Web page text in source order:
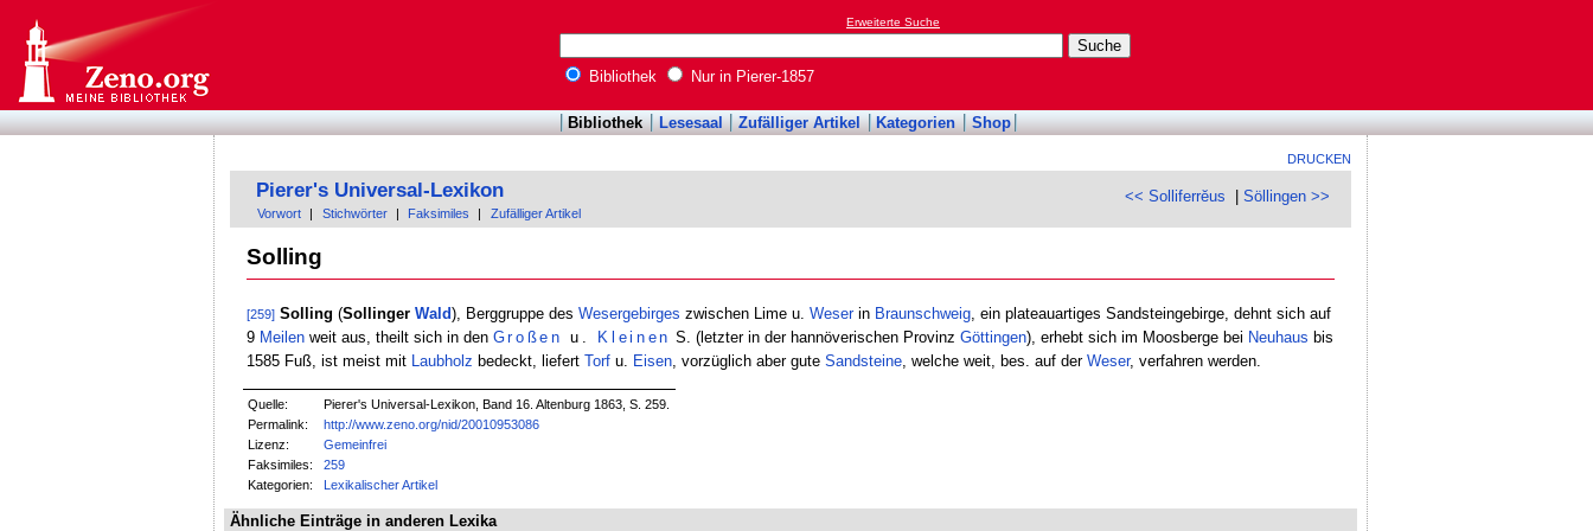
Erweiterte Suche
Bibliothek Nur in Pierer-1857
Bibliothek Lesesaal Zufälliger Artikel Kategorien Shop
DRUCKEN
<< Solliferrĕus |Söllingen >>
Pierer's Universal-Lexikon
Vorwort Stichwörter Faksimiles Zufälliger Artikel
Solling
[259] Solling (Sollinger Wald), Berggruppe des Wesergebirges zwischen Lime u. Weserin Braunschweig, ein plateauartiges Sandsteingebirge, dehnt sich auf
9 Meilenweit aus, theilt sich in den Großen u. Kleinen S. (letzter in der hannöverischen Provinz Göttingen), erhebt sich im Moosberge bei Neuhaus bis
1585 Fuß, ist meist mit
Laubholz bedeckt, liefert Torfu. Eisen, vorzüglich aber gute Sandsteine, welche weit, bes. auf der Weser, verfahren werden.
Quelle:
Pierer's Universal-Lexikon, Band 16. Altenburg 1863, S. 259.
Permalink:
http://www.zeno.org/nid/20010953086
Lizenz:
Gemeinfrei
Faksimiles:
259
Kategorien:
Lexikalischer Artikel
Ähnliche Einträge in anderen Lexika